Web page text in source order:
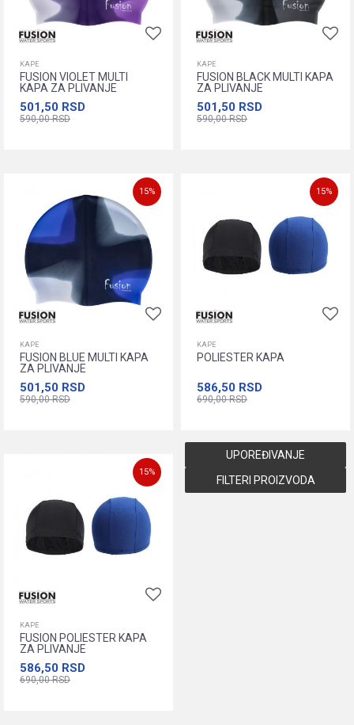
KAPE
FUSION VIOLET MULTI
KAPA ZA PLIVANJE
501,50 RSD
590,00RSD
KAPE
FUSION BLACK MULTI KAPA
ZA PLIVANJE
501,50 RSD
590,00RSD
15%
KAPE
FUSION BLUE MULTI KAPA
ZA PLIVANJE
501,50 RSD
590,00RSD
15%
KAPE
POLIESTER KAPA
586,50 RSD
690,00RSD
15%
KAPE
FUSION POLIESTER KAPA
ZA PLIVANJE
586,50 RSD
690,00RSD
UPOREĐIVANJE
FILTERI PROIZVODA